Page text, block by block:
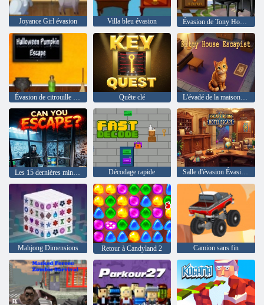
Joyance Girl évasion Villa bleu évasion Évasion de Tony House
Quête clé
Les 15 dernières minutes Décodage rapide Salle d'évasion Évasion d'hôtel
Mahjong Dimensions Retour à Candyland 2 Camion sans fin